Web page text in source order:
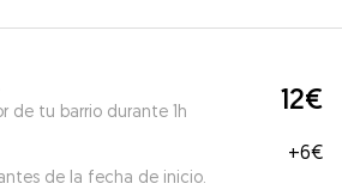
de tu barrio durante 1h 12€
de la fecha de inicio.
+6€